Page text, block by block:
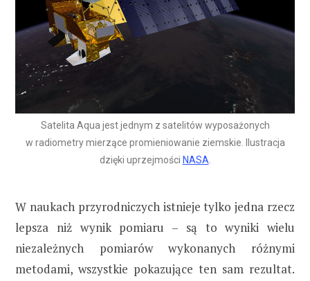
Satelita Aqua jest jednym z satelitów wyposażonych
w radiometry mierzące promieniowanie ziemskie. Ilustracja
dzięki uprzejmości NASA.
W naukach przyrodniczych istnieje tylko jedna rzecz
lepsza niż wynik pomiaru – są to wyniki wielu
niezależnych pomiarów wykonanych różnymi
metodami, wszystkie pokazujące ten sam rezultat.